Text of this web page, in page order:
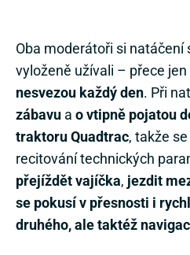
Oba moderátoři si
vyloženě užívali – přece jen
nesvezou každý den. Při
zábavu a o vtipně pojatou
traktoru Quadtrac, takže
recitování technických
přejíždět vajíčka, jezdit
se pokusí v přesnosti i
druhého, ale taktéž